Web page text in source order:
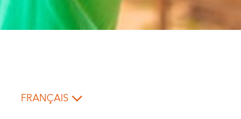
FRANÇAIS